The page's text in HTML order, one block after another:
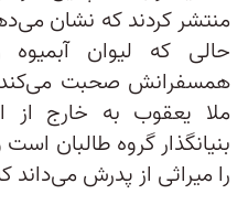
منتشر کردند که نشان
حالی که لیوان
همسفرانش صحبت
ملا یعقوب به خارج از
بنیانگذار گروه طالبان
را میراثی از پدرش